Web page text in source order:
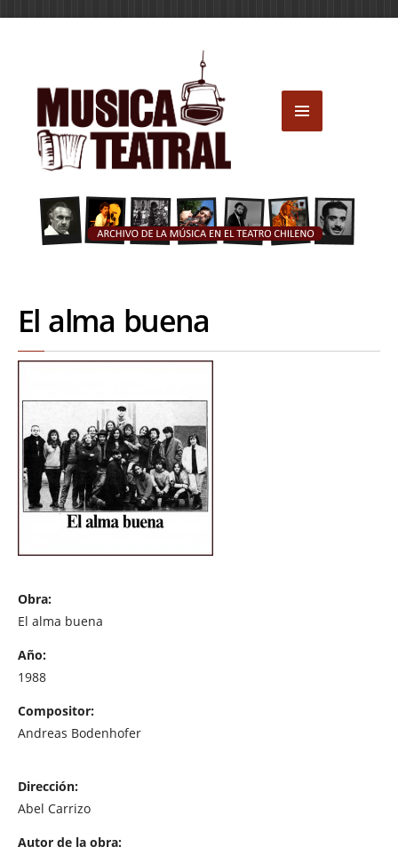
El alma buena
Obra:
El alma buena
Año:
1988
Compositor:
Andreas Bodenhofer
Dirección:
Abel Carrizo
Autor de la obra: